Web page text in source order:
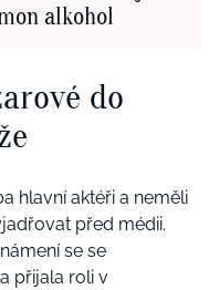
alkohol
do
hlavní aktéři a neměli
před médii.
se se
přijala roli v